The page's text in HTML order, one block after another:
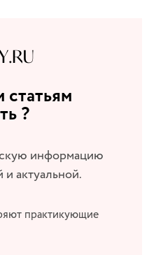
?
информацию
актуальной.
практикующие